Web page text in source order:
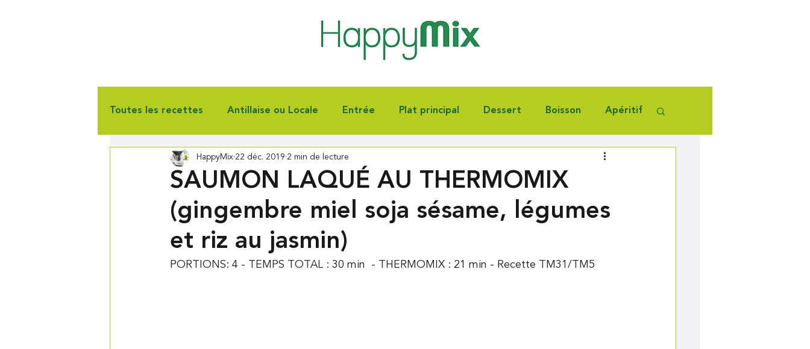
Toutes les recettes Antillaise ou Locale Entrée Plat principal Dessert Boisson Apéritif
Gourmandise Pain & Viennoiserie Fêtes
SAUMON LAQUÉ AU THERMOMIX
(gingembre miel soja sésame, légumes
et riz au jasmin)
HappyMix 22 déc. 2019 2 min de lecture
PORTIONS: 4 - TEMPS TOTAL : 30 min  - THERMOMIX : 21 min - Recette TM31/TM5